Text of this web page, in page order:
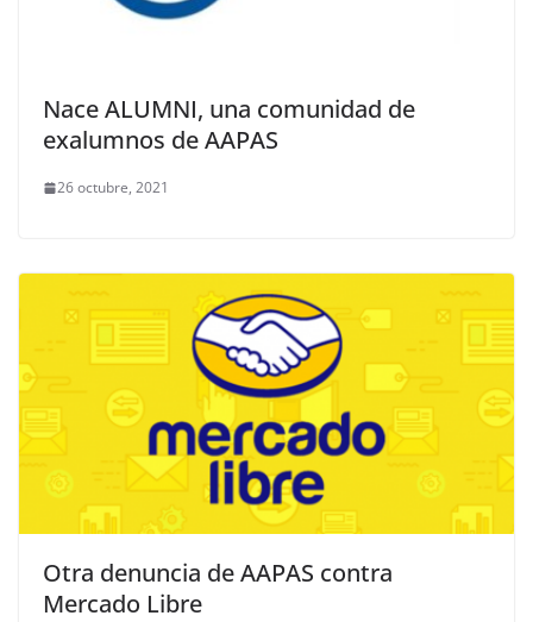
Nace ALUMNI, una comunidad de
exalumnos de AAPAS
26 octubre, 2021
Otra denuncia de AAPAS contra
Mercado Libre